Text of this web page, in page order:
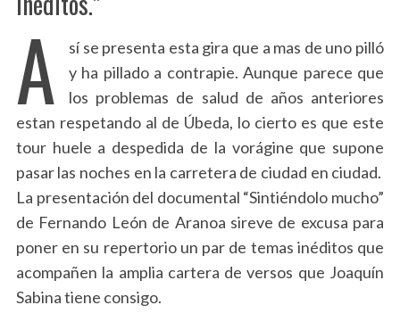
A
sí se presenta esta gira que a mas de uno pilló
y ha pillado a contrapie. Aunque parece que
los problemas de salud de años anteriores
estan respetando al de Úbeda, lo cierto es que este
tour huele a despedida de la vorágine que supone
pasar las noches en la carretera de ciudad en ciudad.
La presentación del documental “Sintiéndolo mucho”
de Fernando León de Aranoa sireve de excusa para
poner en su repertorio un par de temas inéditos que
acompañen la amplia cartera de versos que Joaquín
Sabina tiene consigo.